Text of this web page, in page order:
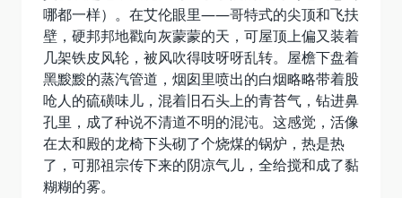
哪都一样）。在艾伦眼里——哥特式的尖顶和飞扶
壁，硬邦邦地戳向灰蒙蒙的天，可屋顶上偏又装着
几架铁皮风轮，被风吹得吱呀呀乱转。屋檐下盘着
黑黢黢的蒸汽管道，烟囱里喷出的白烟略略带着股
呛人的硫磺味儿，混着旧石头上的青苔气，钻进鼻
孔里，成了种说不清道不明的混沌。这感觉，活像
在太和殿的龙椅下头砌了个烧煤的锅炉，热是热
了，可那祖宗传下来的阴凉气儿，全给搅和成了黏
糊糊的雾。